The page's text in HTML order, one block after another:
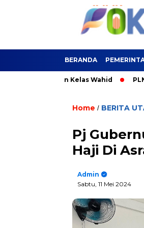
BERANDA
PLN Siagakan
Home / BERITA
Pj
Haji Di
Admin
Sabtu, 11 Mei 2024